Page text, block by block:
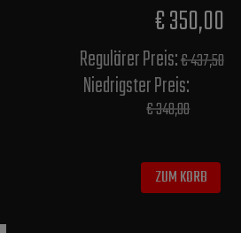
€ 350,00
Regulärer Preis:€ 437,50
Niedrigster Preis:
€ 348,00
ZUM KORB